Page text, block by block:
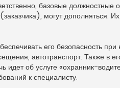
базовые должностные
могут дополняться.
его безопасность
автотранспорт. Также в
идет об услуге «охранник-
к специалисту.